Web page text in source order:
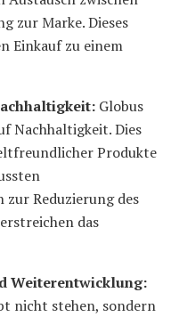
zur Marke. Dieses
Einkauf zu einem
Globus
Nachhaltigkeit. Dies
Produkte
Reduzierung des
das
Weiterentwicklung:
nicht stehen, sondern